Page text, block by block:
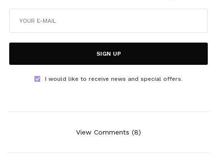
SIGN UP
I would like to receive news and special offers.
View Comments (8)